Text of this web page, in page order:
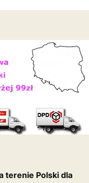
terenie Polski dla